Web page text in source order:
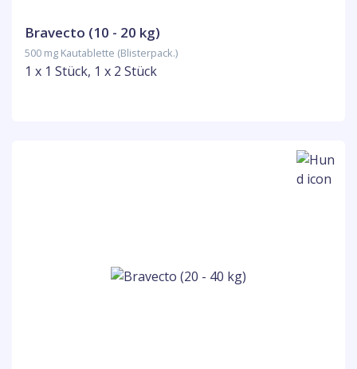
Bravecto (10 - 20 kg)
500 mg Kautablette (Blisterpack.)
1 x 1 Stück, 1 x 2 Stück